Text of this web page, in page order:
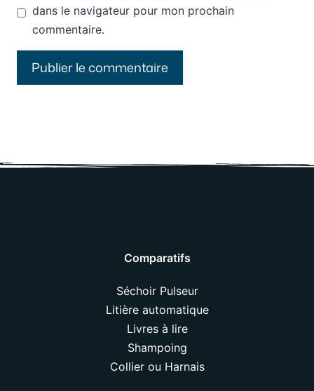
dans le navigateur pour mon prochain
commentaire.
Comparatifs
Séchoir Pulseur
Litière automatique
Livres à lire
Shampoing
Collier ou Harnais